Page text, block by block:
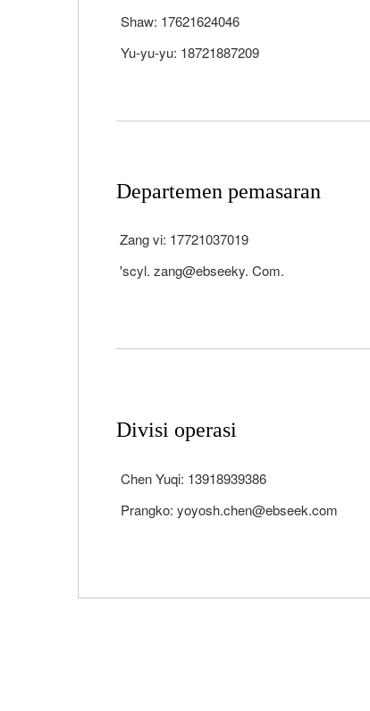
Departemen pemasaran
Divisi operasi
Shaw: 17621624046
Yu-yu-yu: 18721887209
Zang vi: 17721037019
'scyl. zang@ebseeky. Com.
Chen Yuqi: 13918939386
Prangko: yoyosh.chen@ebseek.com